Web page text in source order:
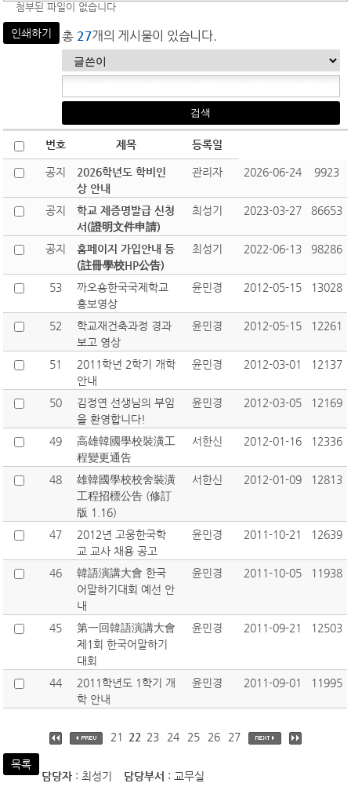
첨부된 파일이 없습니다
인쇄하기 총 27개의 게시물이 있습니다.
번호 제목 등록일
공지
2026학년도 학비인
상 안내
관리자 2026-06-24 9923
공지
학교 제증명발급 신청
서(證明文件申請)
최성기 2023-03-27 86653
공지
홈페이지 가입안내 등
(註冊學校HP公告)
최성기 2022-06-13 98286
53
까오숑한국국제학교
홍보영상
윤민경 2012-05-15 13028
52
학교재건축과정 경과
보고 영상
윤민경 2012-05-15 12261
51
2011학년 2학기 개학
안내
윤민경 2012-03-01 12137
50
김정연 선생님의 부임
을 환영합니다!
윤민경 2012-03-05 12169
49
高雄韓國學校裝潢工
程變更通告
서한신 2012-01-16 12336
48
雄韓國學校校舍裝潢
工程招標公告 (修訂
版 1.16)
서한신 2012-01-09 12813
47
2012년 고웅한국학
교 교사 채용 공고
윤민경 2011-10-21 12639
46
韓語演講大會 한국
어말하기대회 예선 안
내
윤민경 2011-10-05 11938
45
第一回韓語演講大會
제1회 한국어말하기
대회
윤민경 2011-09-21 12503
44
2011학년도 1학기 개
학 안내
윤민경 2011-09-01 11995
21 22 23 24 25 26 27
목록
담당자 : 최성기 담당부서 : 교무실